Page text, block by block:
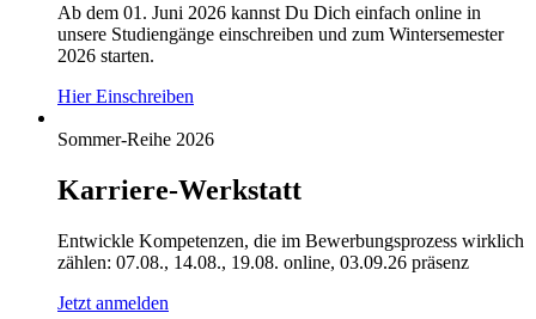
Ab dem 01. Juni 2026 kannst Du Dich einfach online in
unsere Studiengänge einschreiben und zum Wintersemester
2026 starten.
Hier Einschreiben
Sommer-Reihe 2026
Karriere-Werkstatt
Entwickle Kompetenzen, die im Bewerbungsprozess wirklich
zählen: 07.08., 14.08., 19.08. online, 03.09.26 präsenz
Jetzt anmelden